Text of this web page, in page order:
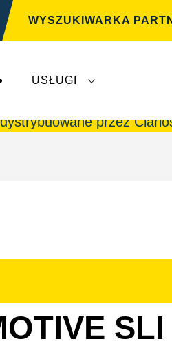
WYSZUKIWARKA
USŁUGI
dystrybuowane przez